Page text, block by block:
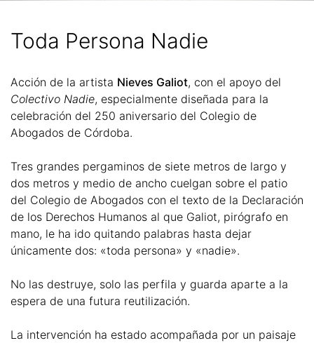
Toda Persona Nadie
Acción de la artista Nieves Galiot, con el apoyo del
Colectivo Nadie, especialmente diseñada para la
celebración del 250 aniversario del Colegio de
Abogados de Córdoba.
Tres grandes pergaminos de siete metros de largo y
dos metros y medio de ancho cuelgan sobre el patio
del Colegio de Abogados con el texto de la Declaración
de los Derechos Humanos al que Galiot, pirógrafo en
mano, le ha ido quitando palabras hasta dejar
únicamente dos: «toda persona» y «nadie».
No las destruye, solo las perfila y guarda aparte a la
espera de una futura reutilización.
La intervención ha estado acompañada por un paisaje